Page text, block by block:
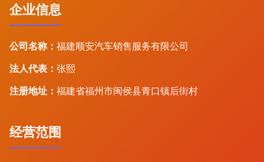
企业信息
公司名称： 福建顺安汽车销售服务有限公司
法人代表： 张熙
注册地址： 福建省福州市闽侯县青口镇后街村
经营范围